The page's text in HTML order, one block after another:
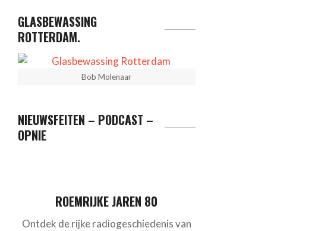
GLASBEWASSING
ROTTERDAM.
Bob Molenaar
NIEUWSFEITEN – PODCAST –
OPNIE
ROEMRIJKE JAREN 80
Ontdek de rijke radiogeschiedenis van